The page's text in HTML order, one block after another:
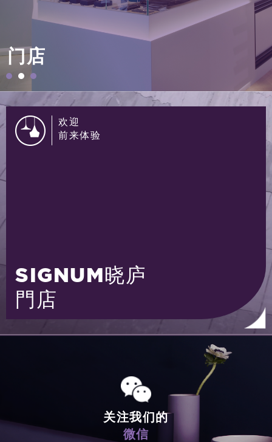
门店
欢迎
前来体验
SIGNUM晓庐
門店
关注我们的
微信